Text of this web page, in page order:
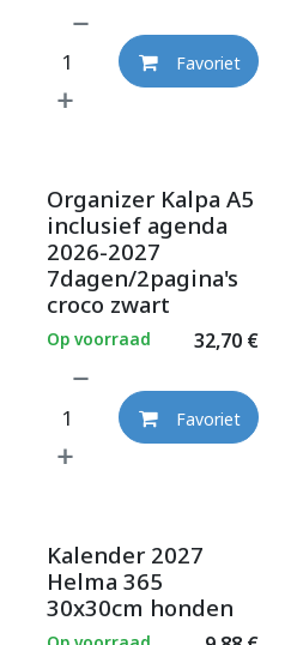
Favoriet
Organizer Kalpa A5
inclusief agenda
2026-2027
7dagen/2pagina's
croco zwart
32,70€
Op voorraad
Favoriet
Kalender 2027
Helma 365
30x30cm honden